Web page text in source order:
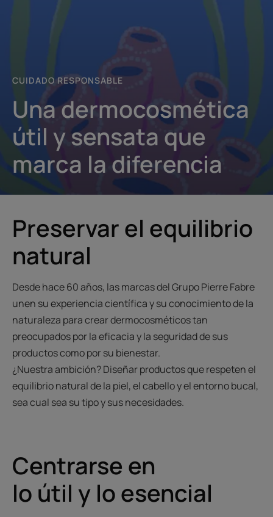
CUIDADO RESPONSABLE
Una dermocosmética
útil y sensata que
marca la diferencia
Preservar el equilibrio
natural
Desde hace 60 años, las marcas del Grupo Pierre Fabre
unen su experiencia científica y su conocimiento de la
naturaleza para crear dermocosméticos tan
preocupados por la eficacia y la seguridad de sus
productos como por su bienestar.
¿Nuestra ambición? Diseñar productos que respeten el
equilibrio natural de la piel, el cabello y el entorno bucal,
sea cual sea su tipo y sus necesidades.
Centrarse en
lo útil y lo esencial